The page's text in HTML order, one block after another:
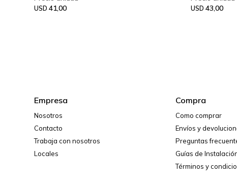
USD 41,00 USD 43,00
Empresa
Nosotros
Contacto
Trabaja con nosotros
Locales
Compra
Como comprar
Envíos y
Preguntas
Guías de
Términos y